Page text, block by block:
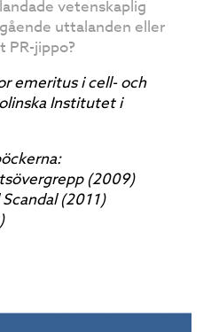
vetenskaplig
uttalanden eller
PR-jippo?
emeritus i cell- och
Institutet i
(2009)
(2011)